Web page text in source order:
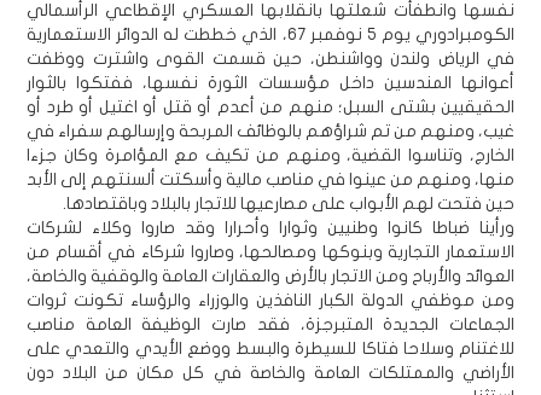
نفسها وانطفأت شعلتها بانقلابها العسكري الإقطاعي الرأسمالي
الكومبرادوري يوم 5 نوفمبر 67، الذي خططت له الدوائر الاستعمارية
في الرياض ولندن وواشنطن، حين قسمت القوى واشترت ووظفت
أعوانها المندسين داخل مؤسسات الثورة نفسها، ففتكوا بالثوار
الحقيقيين بشتى السبل؛ منهم من أعدم أو قتل أو اغتيل أو طرد أو
غيب، ومنهم من تم شراؤهم بالوظائف المربحة وإرسالهم سفراء في
الخارج، وتناسوا القضية، ومنهم من تكيف مع المؤامرة وكان جزءا
منها، ومنهم من عينوا في مناصب مالية وأسكتت ألسنتهم إلى الأبد
حين فتحت لهم الأبواب على مصارعيها للاتجار بالبلاد وباقتصادها.
ورأينا ضباطا كانوا وطنيين وثوارا وأحرارا وقد صاروا وكلاء لشركات
الاستعمار التجارية وبنوكها ومصالحها، وصاروا شركاء في أقسام من
العوائد والأرباح ومن الاتجار بالأرض والعقارات العامة والوقفية والخاصة،
ومن موظفي الدولة الكبار النافذين والوزراء والرؤساء تكونت ثروات
الجماعات الجديدة المتبرجزة، فقد صارت الوظيفة العامة مناصب
للاغتنام وسلاحا فتاكا للسيطرة والبسط ووضع الأيدي والتعدي على
الأراضي والممتلكات العامة والخاصة في كل مكان من البلاد دون